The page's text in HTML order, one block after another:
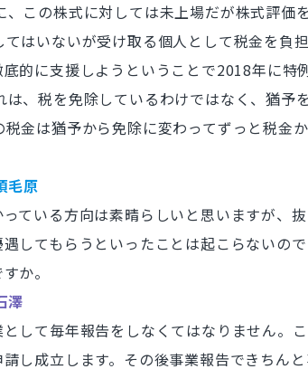
この株式に対しては未上場だが株式評価
はいないが受け取る個人として税金を負
的に支援しようということで2018年に特
、税を免除しているわけではなく、猶予
金は猶予から免除に変わってずっと税金
毛原
っている方向は素晴らしいと思いますが、
遇してもらうといったことは起こらないの
か。
澤
として毎年報告をしなくてはなりません。
請し成立します。その後事業報告できちん